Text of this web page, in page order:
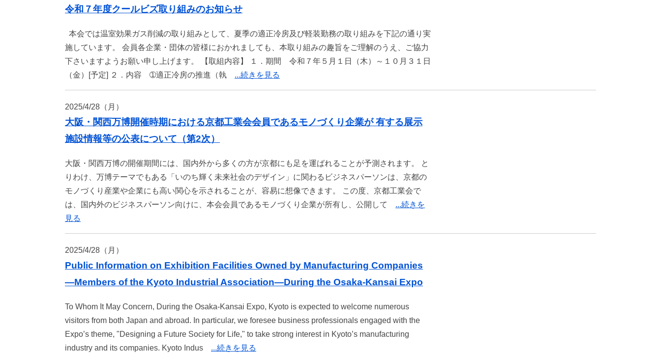
令和７年度クールビズ取り組みのお知らせ
本会では温室効果ガス削減の取り組みとして、夏季の適正冷房及び軽装勤務の取り組みを下記の通り実
施しています。 会員各企業・団体の皆様におかれましても、本取り組みの趣旨をご理解のうえ、ご協力
下さいますようお願い申し上げます。 【取組内容】 １．期間 令和７年５月１日（木）～１０月３１日
（金）[予定] ２．内容 ➀適正冷房の推進（執 ...続きを見る
2025/4/28（月）
大阪・関西万博開催時期における京都工業会会員であるモノづくり企業が 有する展示
施設情報等の公表について（第2次）
大阪・関西万博の開催期間には、国内外から多くの方が京都にも足を運ばれることが予測されます。 と
りわけ、万博テーマでもある「いのち輝く未来社会のデザイン」に関わるビジネスパーソンは、京都の
モノづくり産業や企業にも高い関心を示されることが、容易に想像できます。 この度、京都工業会で
は、国内外のビジネスパーソン向けに、本会会員であるモノづくり企業が所有し、公開して ...続きを
見る
2025/4/28（月）
Public Information on Exhibition Facilities Owned by Manufacturing Companies
—Members of the Kyoto Industrial Association—During the Osaka-Kansai Expo
To Whom It May Concern, During the Osaka-Kansai Expo, Kyoto is expected to welcome numerous
visitors from both Japan and abroad. In particular, we foresee business professionals engaged with the
Expo’s theme, "Designing a Future Society for Life," to take strong interest in Kyoto’s manufacturing
industry and its companies. Kyoto Indus ...続きを見る